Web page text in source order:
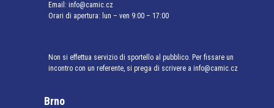
Email: info@camic.cz
Orari di apertura: lun – ven 9:00 – 17:00
Non si effettua servizio di sportello al pubblico. Per fissare un
incontro con un referente, si prega di scrivere a info@camic.cz
Brno